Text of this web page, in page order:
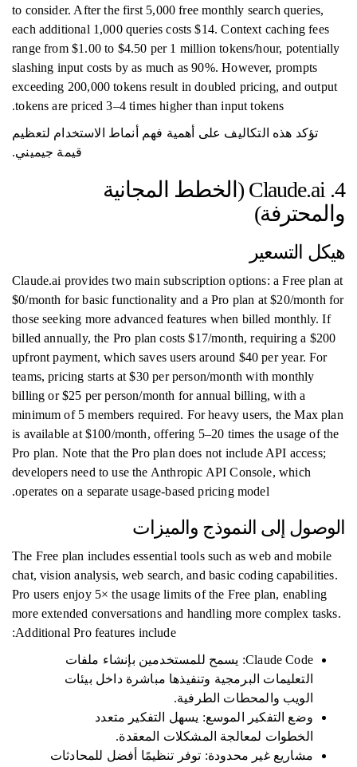
to consider. After the first 5,000 free monthly search queries,
each additional 1,000 queries costs $14. Context caching fees
range from $1.00 to $4.50 per 1 million tokens/hour, potentially
slashing input costs by as much as 90%. However, prompts
exceeding 200,000 tokens result in doubled pricing, and output
tokens are priced 3–4 times higher than input tokens.
تؤكد هذه التكاليف على أهمية فهم أنماط الاستخدام لتعظيم
قيمة جيميني.
4. Claude.ai (الخطط المجانية
والمحترفة)
هيكل التسعير
Claude.ai provides two main subscription options: a Free plan at
$0/month for basic functionality and a Pro plan at $20/month for
those seeking more advanced features when billed monthly. If
billed annually, the Pro plan costs $17/month, requiring a $200
upfront payment, which saves users around $40 per year. For
teams, pricing starts at $30 per person/month with monthly
billing or $25 per person/month for annual billing, with a
minimum of 5 members required. For heavy users, the Max plan
is available at $100/month, offering 5–20 times the usage of the
Pro plan. Note that the Pro plan does not include API access;
developers need to use the Anthropic API Console, which
operates on a separate usage-based pricing model.
الوصول إلى النموذج والميزات
The Free plan includes essential tools such as web and mobile
chat, vision analysis, web search, and basic coding capabilities.
Pro users enjoy 5× the usage limits of the Free plan, enabling
more extended conversations and handling more complex tasks.
Additional Pro features include:
Claude Code: يسمح للمستخدمين بإنشاء ملفات
التعليمات البرمجية وتنفيذها مباشرة داخل بيئات
الويب والمحطات الطرفية.
وضع التفكير الموسع: يسهل التفكير متعدد
الخطوات لمعالجة المشكلات المعقدة.
مشاريع غير محدودة: توفر تنظيمًا أفضل للمحادثات